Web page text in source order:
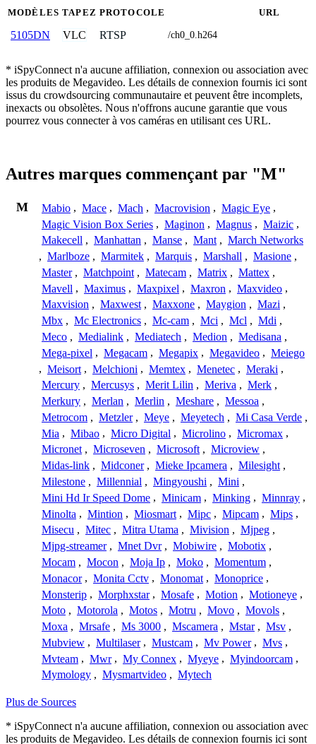
MODÈLES TAPEZ PROTOCOLE URL
5105DN VLC RTSP /ch0_0.h264
* iSpyConnect n'a aucune affiliation, connexion ou association avec
les produits de Megavideo. Les détails de connexion fournis ici sont
issus du crowdsourcing communautaire et peuvent être incomplets,
inexacts ou obsolètes. Nous n'offrons aucune garantie que vous
pourrez vous connecter à vos caméras en utilisant ces URL.
Autres marques commençant par "M"
M Mabio , Mace , Mach , Macrovision , Magic Eye ,
Magic Vision Box Series , Maginon , Magnus , Maizic ,
Makecell , Manhattan , Manse , Mant , March Networks
, Marlboze , Marmitek , Marquis , Marshall , Masione ,
Master , Matchpoint , Matecam , Matrix , Mattex ,
Mavell , Maximus , Maxpixel , Maxron , Maxvideo ,
Maxvision , Maxwest , Maxxone , Maygion , Mazi ,
Mbx , Mc Electronics , Mc-cam , Mci , Mcl , Mdi ,
Meco , Medialink , Mediatech , Medion , Medisana ,
Mega-pixel , Megacam , Megapix , Megavideo , Meiego
, Meisort , Melchioni , Memtex , Menetec , Meraki ,
Mercury , Mercusys , Merit Lilin , Meriva , Merk ,
Merkury , Merlan , Merlin , Meshare , Messoa ,
Metrocom , Metzler , Meye , Meyetech , Mi Casa Verde ,
Mia , Mibao , Micro Digital , Microlino , Micromax ,
Micronet , Microseven , Microsoft , Microview ,
Midas-link , Midconer , Mieke Ipcamera , Milesight ,
Milestone , Millennial , Mingyoushi , Mini ,
Mini Hd Ir Speed Dome , Minicam , Minking , Minnray ,
Minolta , Mintion , Miosmart , Mipc , Mipcam , Mips ,
Misecu , Mitec , Mitra Utama , Mivision , Mjpeg ,
Mjpg-streamer , Mnet Dvr , Mobiwire , Mobotix ,
Mocam , Mocon , Moja Ip , Moko , Momentum ,
Monacor , Monita Cctv , Monomat , Monoprice ,
Monsterip , Morphxstar , Mosafe , Motion , Motioneye ,
Moto , Motorola , Motos , Motru , Movo , Movols ,
Moxa , Mrsafe , Ms 3000 , Mscamera , Mstar , Msv ,
Mubview , Multilaser , Mustcam , Mv Power , Mvs ,
Mvteam , Mwr , My Connex , Myeye , Myindoorcam ,
Mymology , Mysmartvideo , Mytech
Plus de Sources
* iSpyConnect n'a aucune affiliation, connexion ou association avec
les produits de Megavideo. Les détails de connexion fournis ici sont